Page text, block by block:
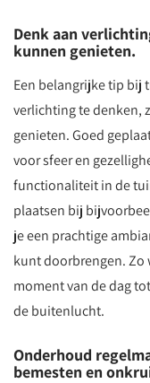
Denk aan
kunnen genieten.
Een belangrijke tip bij
verlichting te denken,
genieten. Goed
voor sfeer en
functionaliteit in de
plaatsen bij
je een prachtige
kunt doorbrengen. Zo
moment van de dag
de buitenlucht.
Onderhoud
bemesten en